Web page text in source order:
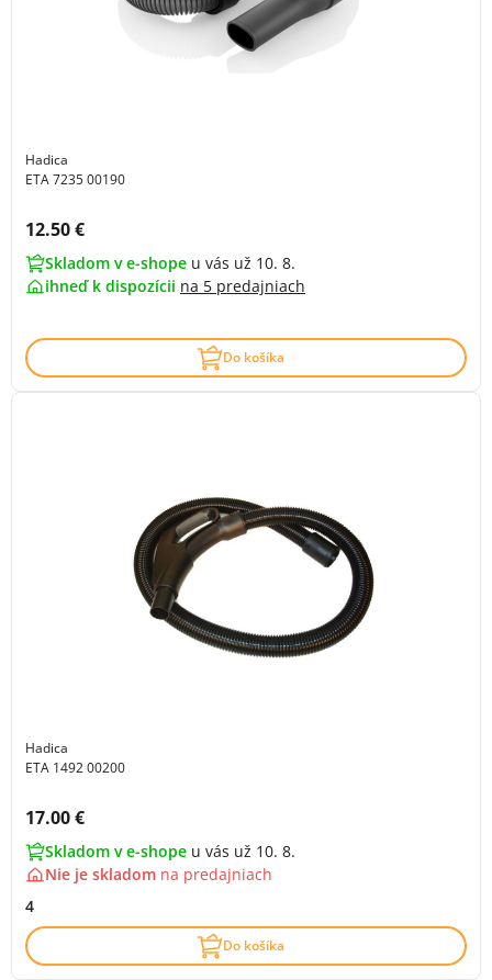
Hadica
ETA 7235 00190
Cena s DPH:
12.50 €
Skladom v e-shope u vás už 10. 8.
ihneď k dispozícii na 5 predajniach
Do košíka
Hadica
ETA 1492 00200
Cena s DPH:
17.00 €
Skladom v e-shope u vás už 10. 8.
Nie je skladom na predajniach
4
Do košíka